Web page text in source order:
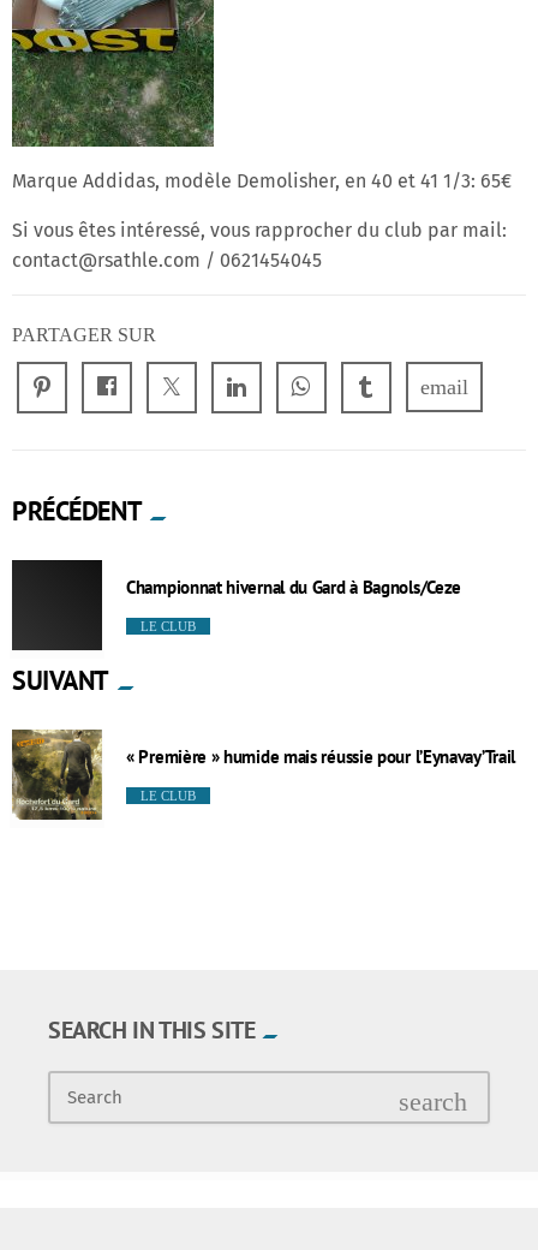
Marque Addidas, modèle Demolisher, en 40 et 41 1/3: 65€
Si vous êtes intéressé, vous rapprocher du club par mail:
contact@rsathle.com / 0621454045
PARTAGER SUR
email
PRÉCÉDENT
Championnat hivernal du Gard à Bagnols/Ceze
LE CLUB
SUIVANT
« Première » humide mais réussie pour l’Eynavay’Trail
LE CLUB
SEARCH IN THIS SITE
Search search